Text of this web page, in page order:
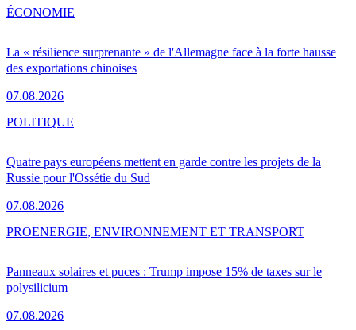
La « résilience surprenante » de l'Allemagne face à la forte hausse
des exportations chinoises
07.08.2026
ÉCONOMIE
Quatre pays européens mettent en garde contre les projets de la
Russie pour l'Ossétie du Sud
07.08.2026
POLITIQUE
Panneaux solaires et puces : Trump impose 15% de taxes sur le
polysilicium
07.08.2026
PROENERGIE, ENVIRONNEMENT ET TRANSPORT